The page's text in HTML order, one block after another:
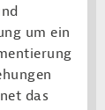
um ein
das